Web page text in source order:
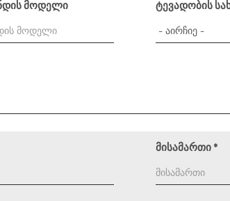
მოდელი ტევადობის
მისამართი *